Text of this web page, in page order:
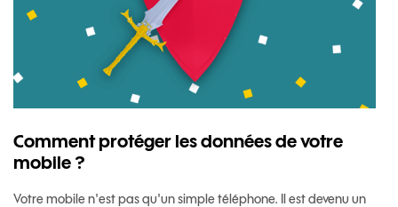
Comment protéger les données de votre
mobile ?
Votre mobile n'est pas qu'un simple téléphone. Il est devenu un